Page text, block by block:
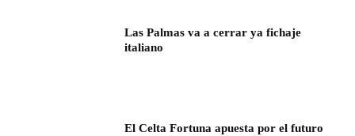
Las Palmas va a cerrar ya fichaje
italiano
El Celta Fortuna apuesta por el futuro